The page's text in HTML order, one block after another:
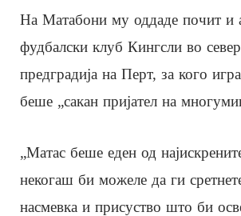
На Матабони му оддаде почит и
фудбалски клуб Кингсли во
предградија на Перт, за кого
беше „сакан пријател на
„Матас беше еден од
некогаш би можеле да ги
насмевка и присуство што би